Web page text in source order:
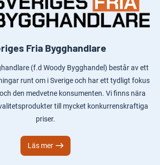
Fria Bygghandlare
(f.d Woody Bygghandel) består av ett
runt om i Sverige och har ett tydligt fokus
den medvetne konsumenten. Vi finns nära
till mycket konkurrenskraftiga
priser.
Läs mer